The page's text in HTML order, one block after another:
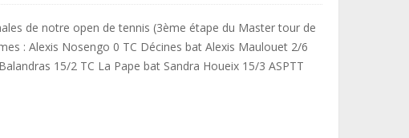
de notre open de tennis (3ème étape du Master tour de
: Alexis Nosengo 0 TC Décines bat Alexis Maulouet 2/6
15/2 TC La Pape bat Sandra Houeix 15/3 ASPTT